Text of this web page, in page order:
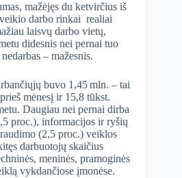
mažėjęs du ketvirčius iš
darbo rinkai realiai
laisvų darbo vietų,
didesnis nei pernai tuo
– mažesnis.
buvo 1,45 mln. – tai
mėnesį ir 15,8 tūkst.
Daugiau nei pernai dirba
proc.), informacijos ir ryšių
(2,5 proc.) veiklos
darbuotojų skaičius
meninės, pramoginės
vykdančiose įmonėse.